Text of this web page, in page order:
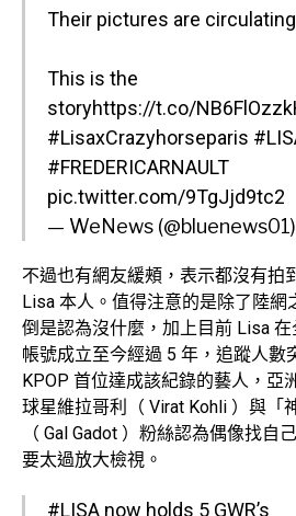
Their pictures are
This is the
storyhttps://t.co/
#LisaxCrazyhorseparis
#FREDERICARNAULT
pic.twitter.com/9TgJjd9tc2
— WeNews (@bluenews01)
不過也有網友緩頰，表示都沒有拍
Lisa 本人。值得注意的是除了陸網
倒是認為沒什麼，加上目前 Lisa
帳號成立至今經過 5 年，追蹤人數
KPOP 首位達成該紀錄的藝人，亞
球星維拉哥利（ Virat Kohli ）與「
（ Gal Gadot ）粉絲認為偶像找自
要太過放大檢視。
#LISA now holds 5 GWR’s